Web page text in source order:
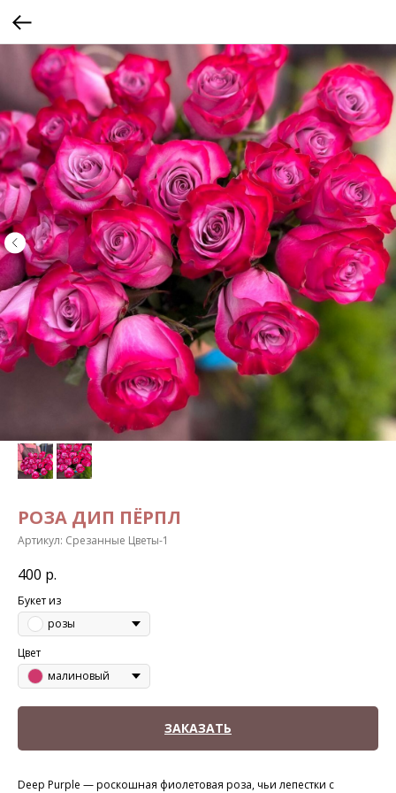
РОЗА ДИП ПЁРПЛ
Артикул: Срезанные Цветы-1
400 р.
Букет из
розы
Цвет
малиновый
ЗАКАЗАТЬ
Deep Purple — роскошная фиолетовая роза, чьи лепестки с